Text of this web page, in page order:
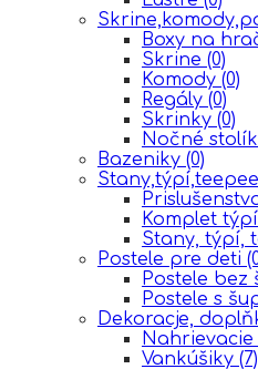
Boxy na
Skrine (0)
Komody (0)
Regály (0)
Skrinky (0)
Nočné
Bazeniky (0)
Stany,týpí,teepee
Komplet
Stany, týpí,
Postele pre deti
Postele bez
Postele s
Dekoracje,
Vankúšiky (7)